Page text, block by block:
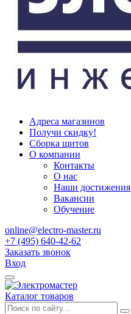
Адреса магазинов
Получи скидку!
Сборка щитов
О компании
Контакты
О нас
Наши достижения
Вакансии
Обучение
online@electro-master.ru
+7 (495) 640-42-62
Заказать звонок
Вход
Каталог товаров